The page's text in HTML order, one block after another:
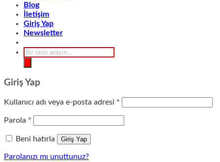
Blog
İletişim
Giriş Yap
Newsletter
Products
search
Giriş Yap
Kullanıcı adı veya e-posta adresi *
Parola *
Beni hatırla Giriş Yap
Parolanızı mı unuttunuz?